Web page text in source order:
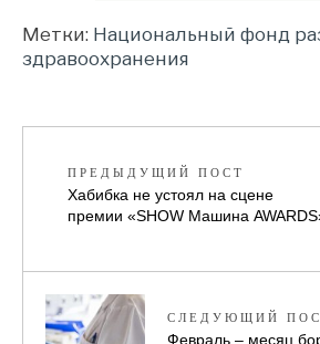
Метки: Национальный фонд
здравоохранения
ПРЕДЫДУЩИЙ ПОСТ
Хабибка не устоял на сцене
премии «SHOW Машина
СЛЕДУЮЩИЙ
Февраль – месяц